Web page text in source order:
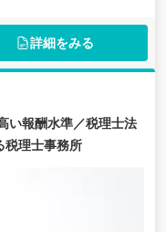
詳細をみる
い報酬水準／税理士法
税理士事務所